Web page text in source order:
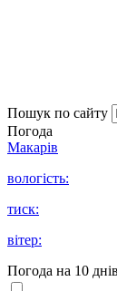
Пошук по сайту
Погода
Макарів
вологість:
тиск:
вітер:
Погода на 10